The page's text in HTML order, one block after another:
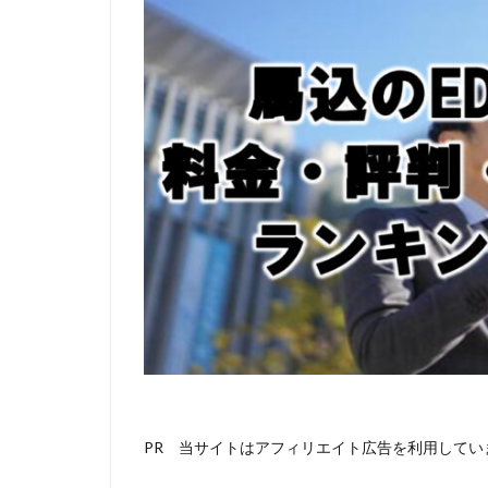
PR 当サイトはアフィリエイト広告を利用してい